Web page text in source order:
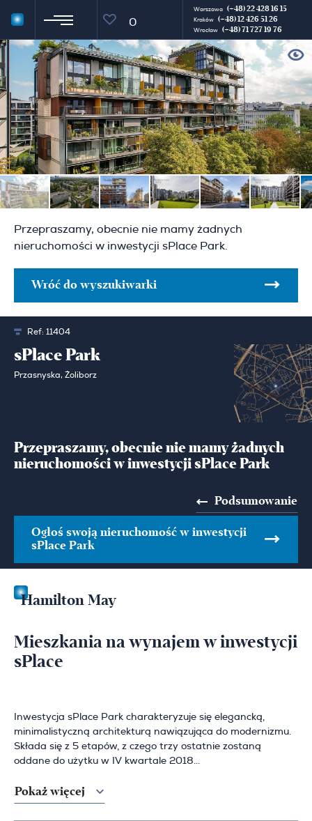
0
Warszawa (+48) 22 428 16 15
Kraków (+48) 12 426 51 26
Wrocław (+48) 71 727 19 76
Ref: 11404
sPlace Park
Przasnyska, Żoliborz
Przepraszamy, obecnie nie mamy żadnych
nieruchomości w inwestycji sPlace Park
Podsumowanie
Ogłoś swoją nieruchomość w inwestycji
sPlace Park
Hamilton May
Mieszkania na wynajem w inwestycji
sPlace
Inwestycja sPlace Park charakteryzuje się elegancką,
minimalistyczną architekturą nawiązująca do modernizmu.
Składa się z 5 etapów, z czego trzy ostatnie zostaną
oddane do użytku w IV kwartale 2018...
Pokaż więcej
Przepraszamy, obecnie nie mamy żadnych
nieruchomości w inwestycji sPlace Park.
Wróć do wyszukiwarki